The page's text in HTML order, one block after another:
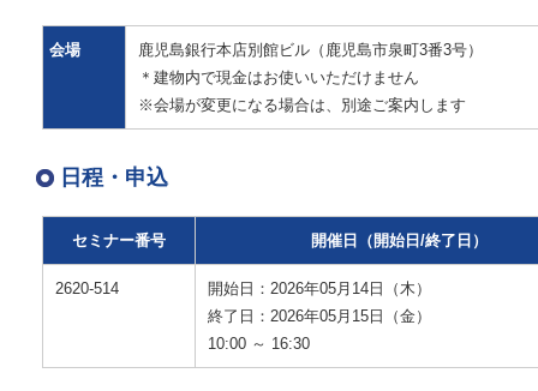
会場
鹿児島銀行本店別館ビル（鹿児島市泉町3番3号）
＊建物内で現金はお使いいただけません
※会場が変更になる場合は、別途ご案内します
日程・申込
セミナー番号 開催日（開始日/終了日）
2620-514
開始日：2026年05月14日（木）
終了日：2026年05月15日（金）
10:00 ～ 16:30